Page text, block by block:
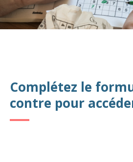
Complétez le
contre pour